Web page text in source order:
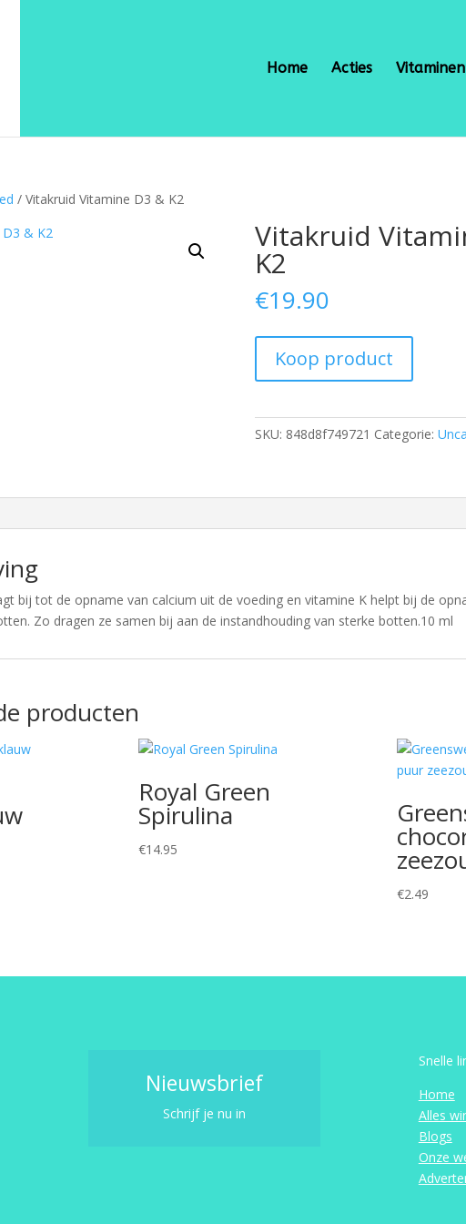
Home Acties Vitaminen
/ Vitakruid Vitamine D3 & K2
Vitakruid
K2
€19.90
Koop product
SKU: 848d8f749721 Categorie:
bij tot de opname van calcium uit de voeding en vitamine K helpt bij de
Zo dragen ze samen bij aan de instandhouding van sterke botten.10 ml
producten
Royal Green
Spirulina
€14.95
€2.49
Nieuwsbrief
Schrijf je nu in
Snelle
Home
Alles
Blogs
Onze